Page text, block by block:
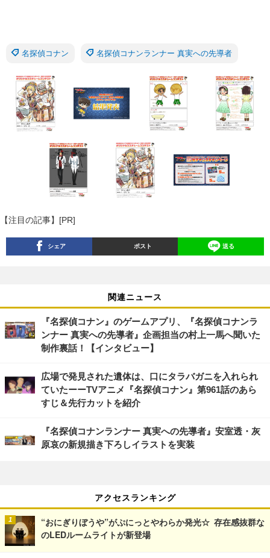
名探偵コナン 名探偵コナンランナー 真実への先導者
【注目の記事】[PR]
シェア ポスト 送る
関連ニュース
『名探偵コナン』のゲームアプリ、『名探偵コナンラ
ンナー 真実への先導者』企画担当の村上一馬へ聞いた
制作裏話！【インタビュー】
広場で発見された遺体は、口にタラバガニを入れられ
ていたーーTVアニメ『名探偵コナン』第961話のあら
すじ＆先行カットを紹介
『名探偵コナンランナー 真実への先導者』安室透・灰
原哀の新規描き下ろしイラストを実装
アクセスランキング
“おにぎりぼうや”がぷにっとやわらか発光☆ 存在感抜群な
のLEDルームライトが新登場